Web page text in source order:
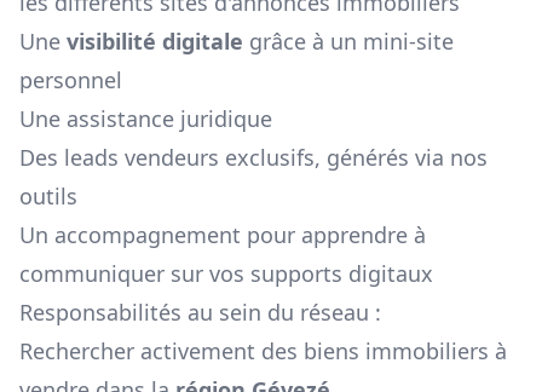
Une visibilité digitale grâce à un mini-site
personnel
Une assistance juridique
Des leads vendeurs exclusifs, générés via nos
outils
Un accompagnement pour apprendre à
communiquer sur vos supports digitaux
Responsabilités au sein du réseau :
Rechercher activement des biens immobiliers à